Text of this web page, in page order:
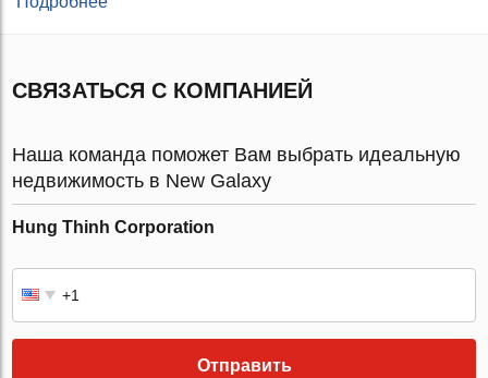
СВЯЗАТЬСЯ С КОМПАНИЕЙ
Наша команда поможет Вам выбрать идеальную
недвижимость в New Galaxy
Hung Thinh Corporation
Отправить